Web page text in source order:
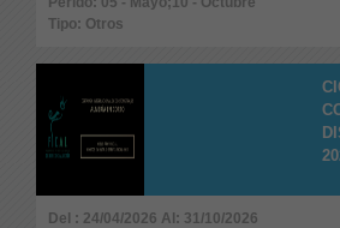
Tipo: Otros
Del : 24/04/2026 Al: 31/10/2026